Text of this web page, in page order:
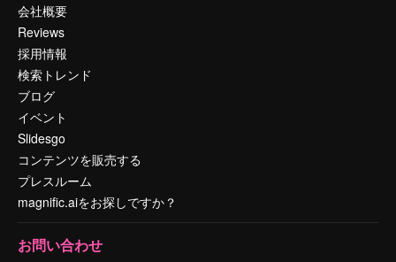
会社概要
Reviews
採用情報
検索トレンド
ブログ
イベント
Slidesgo
コンテンツを販売する
プレスルーム
magnific.aiをお探しですか？
お問い合わせ